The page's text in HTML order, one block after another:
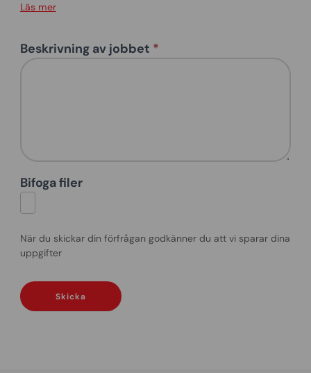
Läs mer
Beskrivning av jobbet *
Bifoga filer
När du skickar din förfrågan godkänner du att vi sparar dina
uppgifter
Skicka